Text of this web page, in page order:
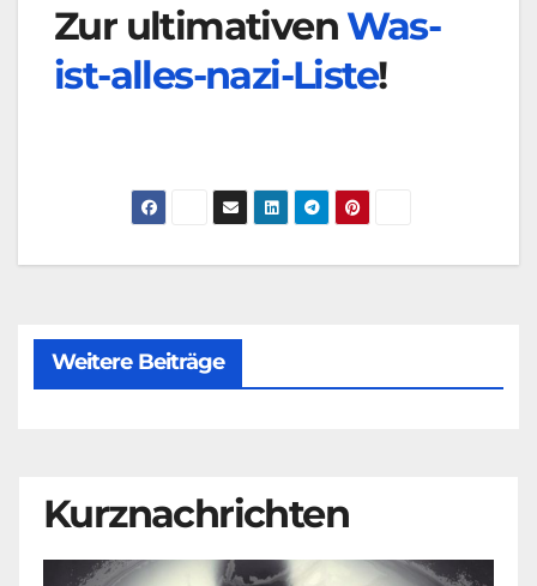
Zur ultimativen Was-
ist-alles-nazi-Liste!
Weitere Beiträge
Kurznachrichten